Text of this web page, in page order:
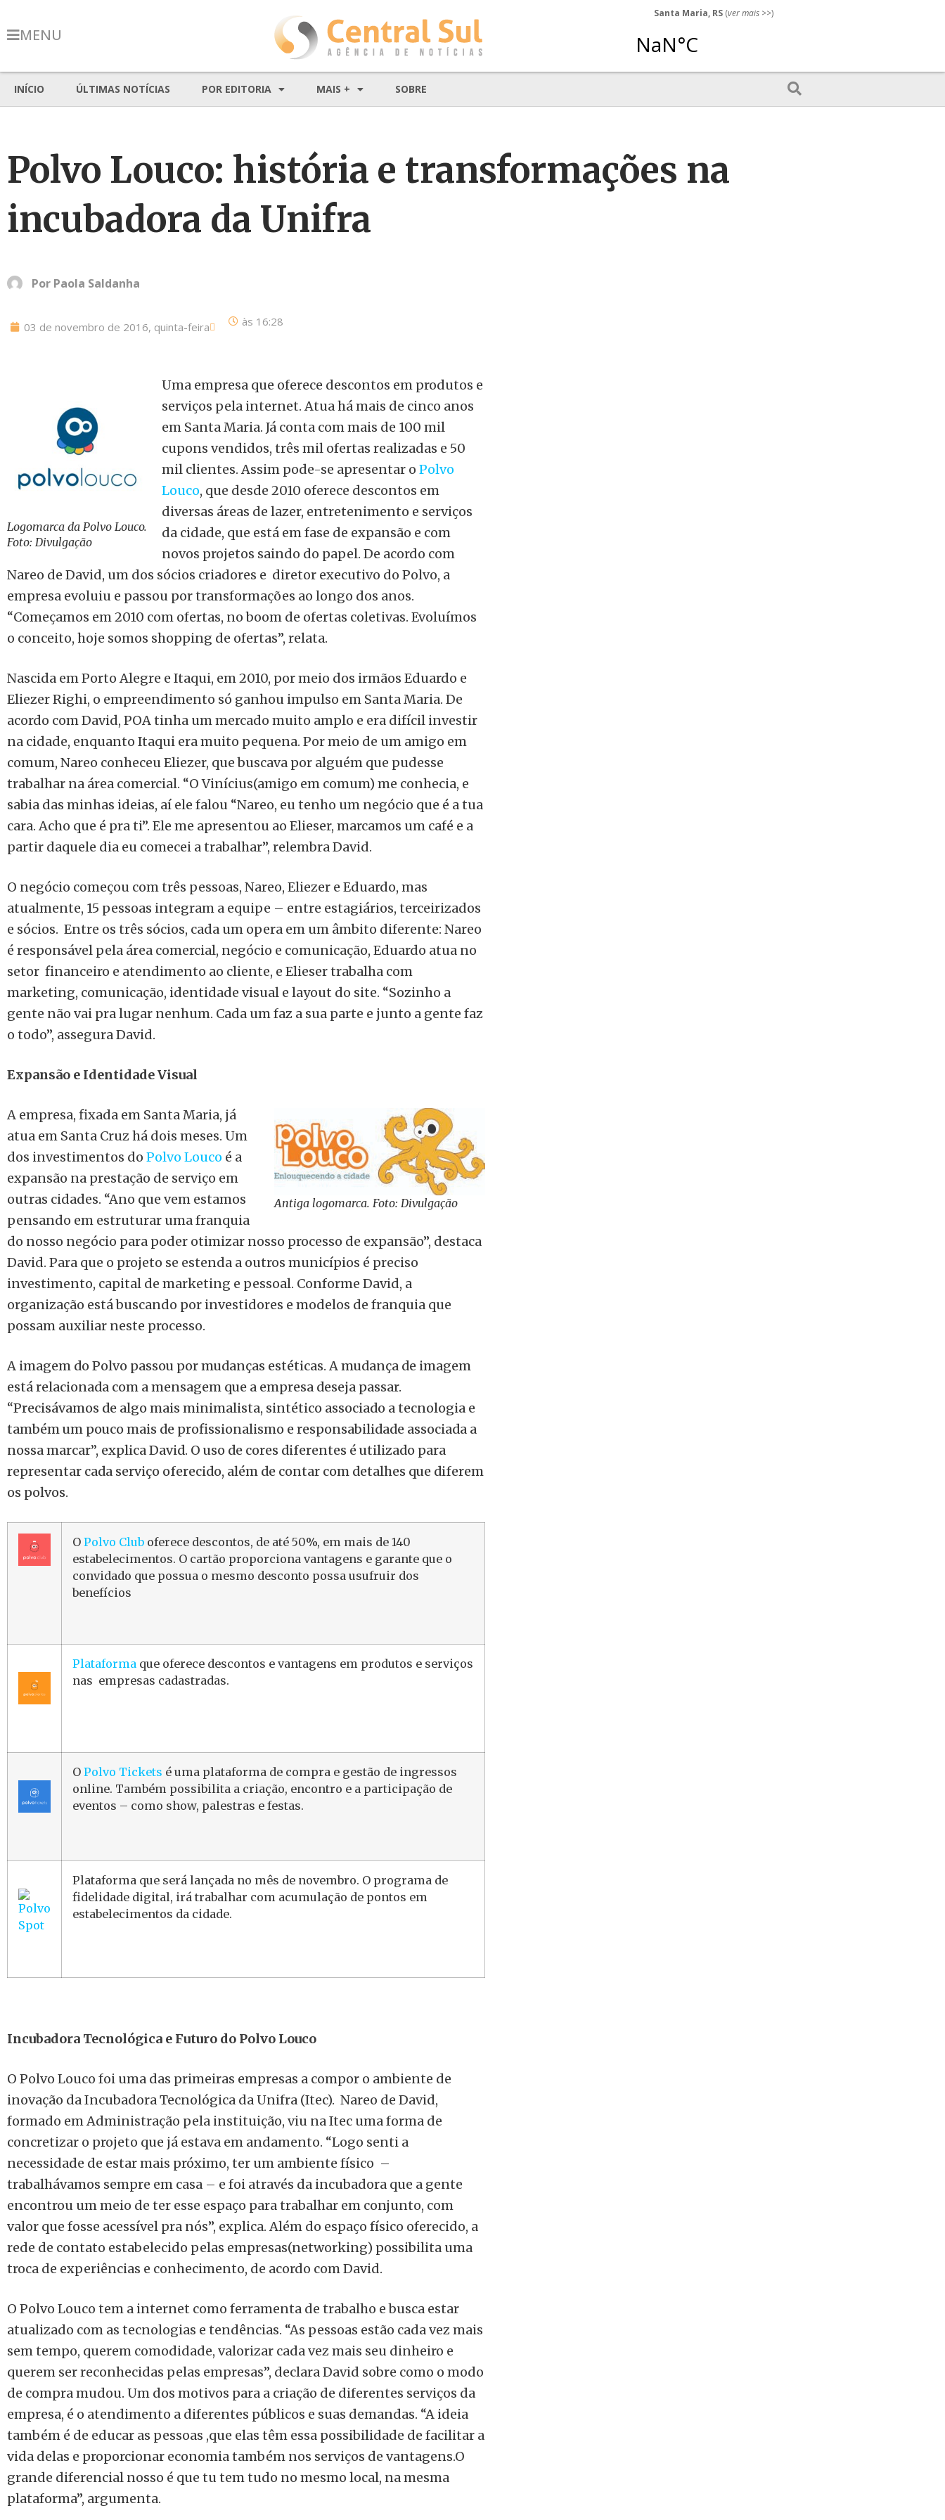
MENU
Santa Maria, RS (ver mais >>)
INÍCIO ÚLTIMAS NOTÍCIAS POR EDITORIA MAIS + SOBRE
Polvo Louco: história e transformações na
incubadora da Unifra
Por Paola Saldanha
03 de novembro de 2016, quinta-feira às 16:28
Logomarca da Polvo Louco.
Foto: Divulgação
Uma empresa que oferece descontos em produtos e
serviços pela internet. Atua há mais de cinco anos
em Santa Maria. Já conta com mais de 100 mil
cupons vendidos, três mil ofertas realizadas e 50
mil clientes. Assim pode-se apresentar o Polvo
Louco, que desde 2010 oferece descontos em
diversas áreas de lazer, entretenimento e serviços
da cidade, que está em fase de expansão e com
novos projetos saindo do papel. De acordo com
Nareo de David, um dos sócios criadores e diretor executivo do Polvo, a
empresa evoluiu e passou por transformações ao longo dos anos.
“Começamos em 2010 com ofertas, no boom de ofertas coletivas. Evoluímos
o conceito, hoje somos shopping de ofertas”, relata.
Nascida em Porto Alegre e Itaqui, em 2010, por meio dos irmãos Eduardo e
Eliezer Righi, o empreendimento só ganhou impulso em Santa Maria. De
acordo com David, POA tinha um mercado muito amplo e era difícil investir
na cidade, enquanto Itaqui era muito pequena. Por meio de um amigo em
comum, Nareo conheceu Eliezer, que buscava por alguém que pudesse
trabalhar na área comercial. “O Vinícius(amigo em comum) me conhecia, e
sabia das minhas ideias, aí ele falou “Nareo, eu tenho um negócio que é a tua
cara. Acho que é pra ti”. Ele me apresentou ao Elieser, marcamos um café e a
partir daquele dia eu comecei a trabalhar”, relembra David.
O negócio começou com três pessoas, Nareo, Eliezer e Eduardo, mas
atualmente, 15 pessoas integram a equipe – entre estagiários, terceirizados
e sócios. Entre os três sócios, cada um opera em um âmbito diferente: Nareo
é responsável pela área comercial, negócio e comunicação, Eduardo atua no
setor financeiro e atendimento ao cliente, e Elieser trabalha com
marketing, comunicação, identidade visual e layout do site. “Sozinho a
gente não vai pra lugar nenhum. Cada um faz a sua parte e junto a gente faz
o todo”, assegura David.
Expansão e Identidade Visual
Antiga logomarca. Foto: Divulgação
A empresa, fixada em Santa Maria, já
atua em Santa Cruz há dois meses. Um
dos investimentos do Polvo Louco é a
expansão na prestação de serviço em
outras cidades. “Ano que vem estamos
pensando em estruturar uma franquia
do nosso negócio para poder otimizar nosso processo de expansão”, destaca
David. Para que o projeto se estenda a outros municípios é preciso
investimento, capital de marketing e pessoal. Conforme David, a
organização está buscando por investidores e modelos de franquia que
possam auxiliar neste processo.
A imagem do Polvo passou por mudanças estéticas. A mudança de imagem
está relacionada com a mensagem que a empresa deseja passar.
“Precisávamos de algo mais minimalista, sintético associado a tecnologia e
também um pouco mais de profissionalismo e responsabilidade associada a
nossa marcar”, explica David. O uso de cores diferentes é utilizado para
representar cada serviço oferecido, além de contar com detalhes que diferem
os polvos.
O Polvo Club oferece descontos, de até 50%, em mais de 140
estabelecimentos. O cartão proporciona vantagens e garante que o
convidado que possua o mesmo desconto possa usufruir dos
benefícios
Plataforma que oferece descontos e vantagens em produtos e serviços
nas empresas cadastradas.
O Polvo Tickets é uma plataforma de compra e gestão de ingressos
online. Também possibilita a criação, encontro e a participação de
eventos – como show, palestras e festas.
Plataforma que será lançada no mês de novembro. O programa de
fidelidade digital, irá trabalhar com acumulação de pontos em
estabelecimentos da cidade.
Incubadora Tecnológica e Futuro do Polvo Louco
O Polvo Louco foi uma das primeiras empresas a compor o ambiente de
inovação da Incubadora Tecnológica da Unifra (Itec). Nareo de David,
formado em Administração pela instituição, viu na Itec uma forma de
concretizar o projeto que já estava em andamento. “Logo senti a
necessidade de estar mais próximo, ter um ambiente físico –
trabalhávamos sempre em casa – e foi através da incubadora que a gente
encontrou um meio de ter esse espaço para trabalhar em conjunto, com
valor que fosse acessível pra nós”, explica. Além do espaço físico oferecido, a
rede de contato estabelecido pelas empresas(networking) possibilita uma
troca de experiências e conhecimento, de acordo com David.
O Polvo Louco tem a internet como ferramenta de trabalho e busca estar
atualizado com as tecnologias e tendências. “As pessoas estão cada vez mais
sem tempo, querem comodidade, valorizar cada vez mais seu dinheiro e
querem ser reconhecidas pelas empresas”, declara David sobre como o modo
de compra mudou. Um dos motivos para a criação de diferentes serviços da
empresa, é o atendimento a diferentes públicos e suas demandas. “A ideia
também é de educar as pessoas ,que elas têm essa possibilidade de facilitar a
vida delas e proporcionar economia também nos serviços de vantagens.O
grande diferencial nosso é que tu tem tudo no mesmo local, na mesma
plataforma”, argumenta.